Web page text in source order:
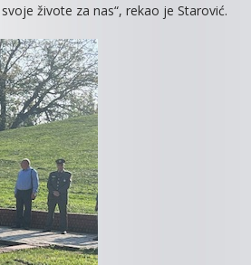
živote za nas“, rekao je Starović.